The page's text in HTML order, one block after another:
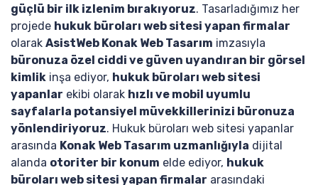
güçlü bir ilk izlenim bırakıyoruz. Tasarladığımız her
projede hukuk büroları web sitesi yapan firmalar
olarak AsistWeb Konak Web Tasarım imzasıyla
büronuza özel ciddi ve güven uyandıran bir görsel
kimlik inşa ediyor, hukuk büroları web sitesi
yapanlar ekibi olarak hızlı ve mobil uyumlu
sayfalarla potansiyel müvekkillerinizi büronuza
yönlendiriyoruz. Hukuk büroları web sitesi yapanlar
arasında Konak Web Tasarım uzmanlığıyla dijital
alanda otoriter bir konum elde ediyor, hukuk
büroları web sitesi yapan firmalar arasındaki